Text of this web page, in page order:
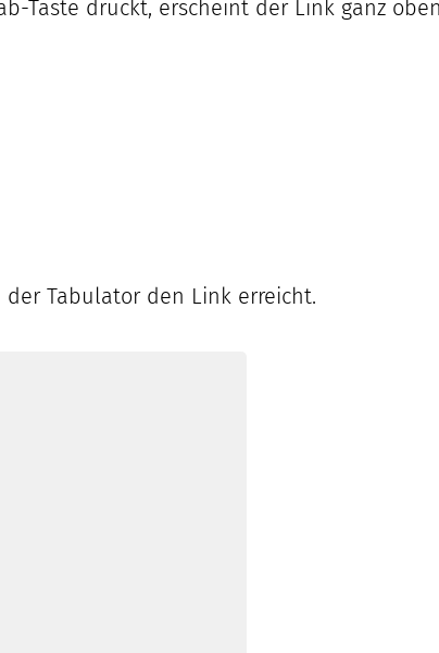
Taste drückt, erscheint der Link ganz
der Tabulator den Link erreicht.